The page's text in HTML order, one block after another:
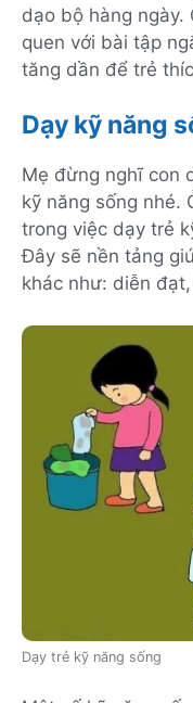
dạo bộ hàng ngày.
quen với bài tập
tăng dần để trẻ
Dạy kỹ năng
Mẹ đừng nghĩ con
kỹ năng sống nhé.
trong việc dạy trẻ
Đây sẽ nền tảng
khác như: diễn
Dạy trẻ kỹ năng sống